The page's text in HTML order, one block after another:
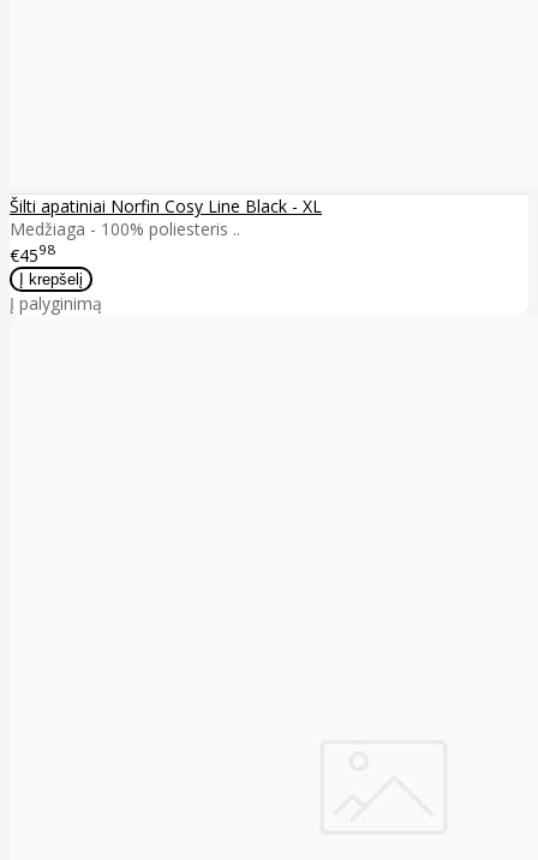
Šilti apatiniai Norfin Cosy Line Black - XL
Medžiaga - 100% poliesteris ..
€4598
Į palyginimą